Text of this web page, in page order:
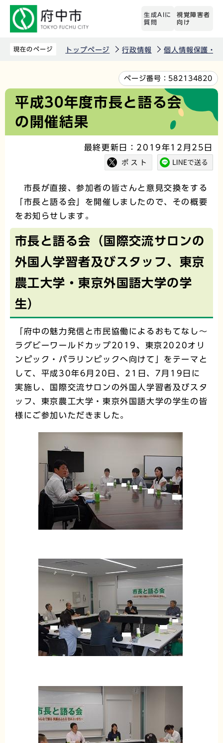
先
生成AIに
質問
視覚障害者
向け
現在のページ トップページ 行政情報 個人情報保護・
文
か
ページ番号： 582134820
平成30年度市長と語る会
の開催結果
最終更新日：2019年12月25日
市長が直接、参加者の皆さんと意見交換をする
「市長と語る会」を開催しましたので、その概要
をお知らせします。
市長と語る会（国際交流サロンの
外国人学習者及びスタッフ、東京
農工大学・東京外国語大学の学
生）
「府中の魅力発信と市民協働によるおもてなし～
ラグビーワールドカップ2019、東京2020オリ
ンピック・パラリンピックへ向けて」をテーマと
して、平成30年6月20日、21日、7月19日に
実施し、国際交流サロンの外国人学習者及びスタ
ッフ、東京農工大学・東京外国語大学の学生の皆
様にご参加いただきました。